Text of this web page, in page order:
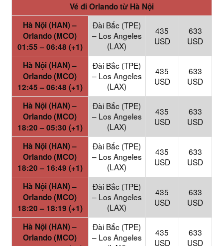
Vé điOrlando từ Hà Nội
Hà Nội (HAN) –
Orlando (MCO)
01:55 – 06:48 (+1)
Đài Bắc (TPE)
– Los Angeles
(LAX)
435
USD
633
USD
Hà Nội (HAN) –
Orlando (MCO)
12:45 – 06:48 (+1)
Đài Bắc (TPE)
– Los Angeles
(LAX)
435
USD
633
USD
Hà Nội (HAN) –
Orlando (MCO)
18:20 – 05:30 (+1)
Đài Bắc (TPE)
– Los Angeles
(LAX)
435
USD
633
USD
Hà Nội (HAN) –
Orlando (MCO)
18:20 – 16:49 (+1)
Đài Bắc (TPE)
– Los Angeles
(LAX)
435
USD
633
USD
Hà Nội (HAN) –
Orlando (MCO)
18:20 – 18:19 (+1)
Đài Bắc (TPE)
– Los Angeles
(LAX)
435
USD
633
USD
Hà Nội (HAN) –
Orlando (MCO)
Đài Bắc (TPE)
– Los Angeles
435
USD
633
USD